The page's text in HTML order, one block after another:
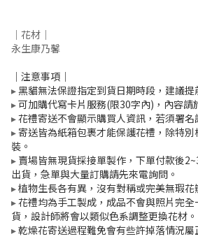
｜ 花材 ｜
永生康乃馨
｜注意事項｜
▸黑貓無法保證指定到貨日期時段，建議
▸可加購代寫卡片服務(限30字內)，內容請
▸花禮寄送不會顯示購買人資訊，若須署名
▸寄送皆為紙箱包裹才能保護花禮，除特
裝 。
▸ 賣場皆無現貨採接單製作，下單付款後
出貨，急單與大量訂購請先來電詢問。
▸植物生長各有異，沒有對稱或完美無瑕花
▸花禮均為手工製成，成品不會與照片完
貨，設計師將會以類似色系調整更換花材。
▸乾燥花寄送過程難免會有些許掉落情況屬